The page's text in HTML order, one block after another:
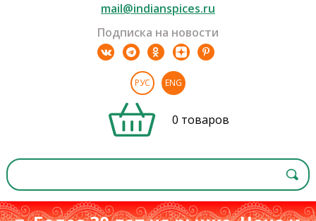
mail@indianspices.ru
Подписка на новости
РУС ENG
0 товаров